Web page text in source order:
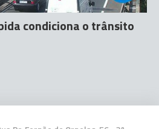
condiciona o trânsito